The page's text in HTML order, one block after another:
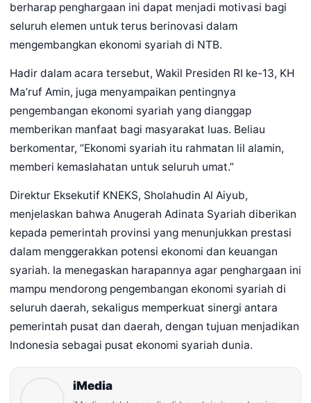
berharap penghargaan ini dapat menjadi motivasi bagi
seluruh elemen untuk terus berinovasi dalam
mengembangkan ekonomi syariah di NTB.
Hadir dalam acara tersebut, Wakil Presiden RI ke-13, KH
Ma’ruf Amin, juga menyampaikan pentingnya
pengembangan ekonomi syariah yang dianggap
memberikan manfaat bagi masyarakat luas. Beliau
berkomentar, “Ekonomi syariah itu rahmatan lil alamin,
memberi kemaslahatan untuk seluruh umat.”
Direktur Eksekutif KNEKS, Sholahudin Al Aiyub,
menjelaskan bahwa Anugerah Adinata Syariah diberikan
kepada pemerintah provinsi yang menunjukkan prestasi
dalam menggerakkan potensi ekonomi dan keuangan
syariah. Ia menegaskan harapannya agar penghargaan ini
mampu mendorong pengembangan ekonomi syariah di
seluruh daerah, sekaligus memperkuat sinergi antara
pemerintah pusat dan daerah, dengan tujuan menjadikan
Indonesia sebagai pusat ekonomi syariah dunia.
iMedia